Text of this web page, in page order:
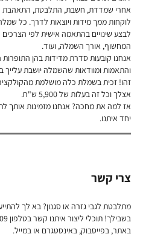
אחרי שמדדת, חשבת, התלבטת, התאהבת
לבצע שינויים בהתאמה אישית לפי הצרכים
המחשוף, אורך השמלה, ועוד.
אנחנו קובעות סדרת מדידות בהן התופרות
והתאמות ומוודאות שהשמלה יושבת עלייך
זהו! זכית בשמלת כלה מושלמת
אצלך וכל זה בעלות של 5,900 ש"ח.
אז למה את מחכה? אנחנו מזמינות אותך
יחד איתנו.
צרי קשר
מתלבטת לגבי גזרה או סגנון? בא לך
באתר, בפייסבוק, באינסטגרם או במייל.